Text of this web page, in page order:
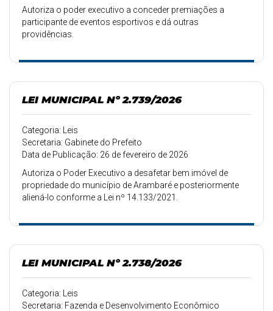
Autoriza o poder executivo a conceder premiações a
participante de eventos esportivos e dá outras
providências.
LEI MUNICIPAL Nº 2.739/2026
Categoria: Leis
Secretaria: Gabinete do Prefeito
Data de Publicação: 26 de fevereiro de 2026
Autoriza o Poder Executivo a desafetar bem imóvel de
propriedade do município de Arambaré e posteriormente
aliená-lo conforme a Lei nº 14.133/2021.
LEI MUNICIPAL Nº 2.738/2026
Categoria: Leis
Secretaria: Fazenda e Desenvolvimento Econômico